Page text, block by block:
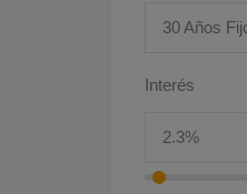
30 Años
Interés